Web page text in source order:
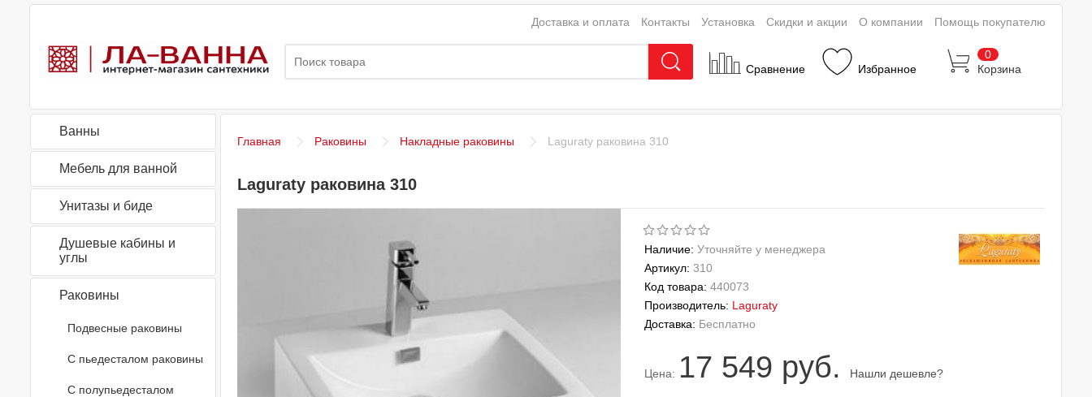
Сравнение Избранное
0
Корзина
Доставка и оплата Контакты Установка Скидки и акции О компании Помощь покупателю
Ванны
Мебель для ванной
Унитазы и биде
Душевые кабины и
углы
Раковины
Подвесные раковины
С пьедесталом раковины
С полупьедесталом
Главная Раковины Накладные раковины Laguraty раковина 310
Laguraty раковина 310
Наличие: Уточняйте у менеджера
Артикул: 310
Код товара: 440073
Производитель: Laguraty
Доставка: Бесплатно
Цена: 17 549 руб. Нашли дешевле?